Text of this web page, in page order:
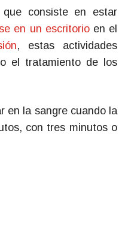
consiste en estar
en un escritorioen el
, estas actividades
el tratamiento de los
en la sangre cuando la
con tres minutos o